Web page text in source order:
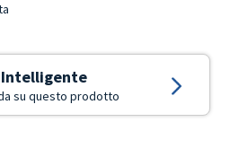
su questo prodotto